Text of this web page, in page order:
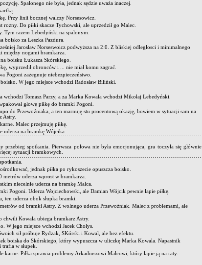
Spalonego nie była, jednak sędzie uważa inaczej.
Przy linii bocznej walczy Norsesowicz.
rożny. Do piłki skacze Tychowski, ale uprzedził go Malec.
Tym razem Lebedyński na spalonym.
boisko za Leszka Pazdura.
Jarosław Norseswoicz podwyższa na 2:0. Z bliskiej odległosci i minimalnego
między nogami bramkarza.
boisku Łukasza Skórskiego.
wyprzedił obronców i ... nie miał komu zagrać.
Pogoni zażegnuje niebezpieczeństwo.
W jego miejsce wchodzi Radosław Biliński.
wchodzi Tomasz Parzy, a za Marka Kowala wchodzi Mikołaj Lebedyński.
głowę piłkę do bramki Pogoni.
do Przewoźniaka, a ten marnuję stu procentową okazję, bowiem w sytuacji sam na
Astry.
Malec przejmuję piłkę.
uderza na bramkę Wójcika.
przebieg spotkania. Pierwsza połowa nie była emocjonująca, gra toczyła się głównie
sytuacji bramkowych.
jednak piłka po rykoszecie opuszcza boisko.
metrów uderza wprost w bramkarza.
niecelnie uderza na bramkę Malca.
Pogoni. Uderza Wojciechowski, ale Damian Wójcik pewnie łapie piłkę.
ten uderza obok słupka bramki.
od bramki Astry. Z wolnego uderza Przewoźniak. Malec z problemami, ale
chwili Kowala ubiega bramkarz Astry.
W jego miejsce wchodzi Jacek Chołys.
sił próbuje Rydzak, SKórski i Kowal, ale bez efektu.
boiska do Skórskiego, który wypuszcza w uliczkę Marka Kowala. Napastnik
w słupek.
karne. Piłka sprawia problemy Arkadiuszowi Malcowi, który łapie ją na raty.